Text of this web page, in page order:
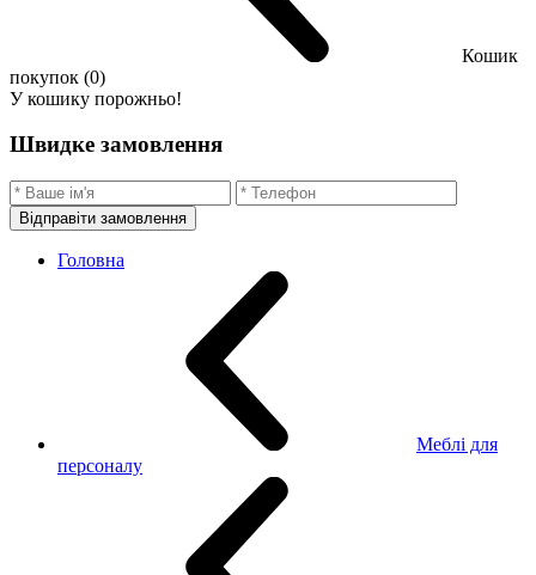
Кошик
покупок (0)
У кошику порожньо!
Швидке замовлення
Відправіти замовлення
Головна
Меблі для
персоналу